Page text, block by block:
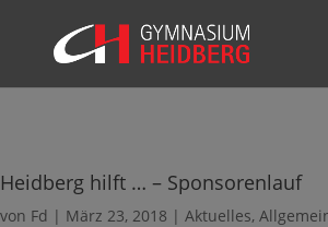
Heidberg hilft … – Sponsorenlauf
von Fd | März 23, 2018 | Aktuelles,